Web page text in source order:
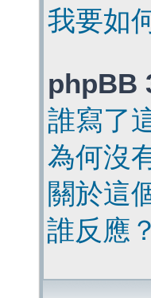
我要如
phpBB
誰寫了
為何沒
關於這
誰反應？